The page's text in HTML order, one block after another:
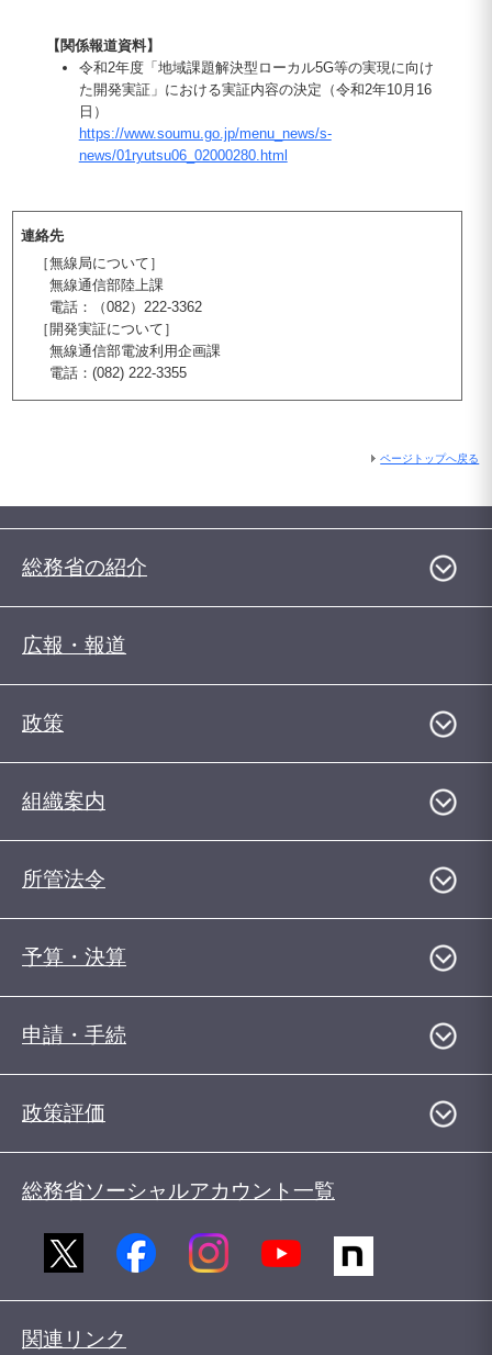
【関係報道資料】
令和2年度「地域課題解決型ローカル5G等の実現に向け
た開発実証」における実証内容の決定（令和2年10月16
日）
https://www.soumu.go.jp/menu_news/s-
news/01ryutsu06_02000280.html
連絡先
［無線局について］
無線通信部陸上課
電話：（082）222-3362
［開発実証について］
無線通信部電波利用企画課
電話：(082) 222-3355
ページトップへ戻る
総務省の紹介
広報・報道
政策
組織案内
所管法令
予算・決算
申請・手続
政策評価
総務省ソーシャルアカウント一覧
関連リンク